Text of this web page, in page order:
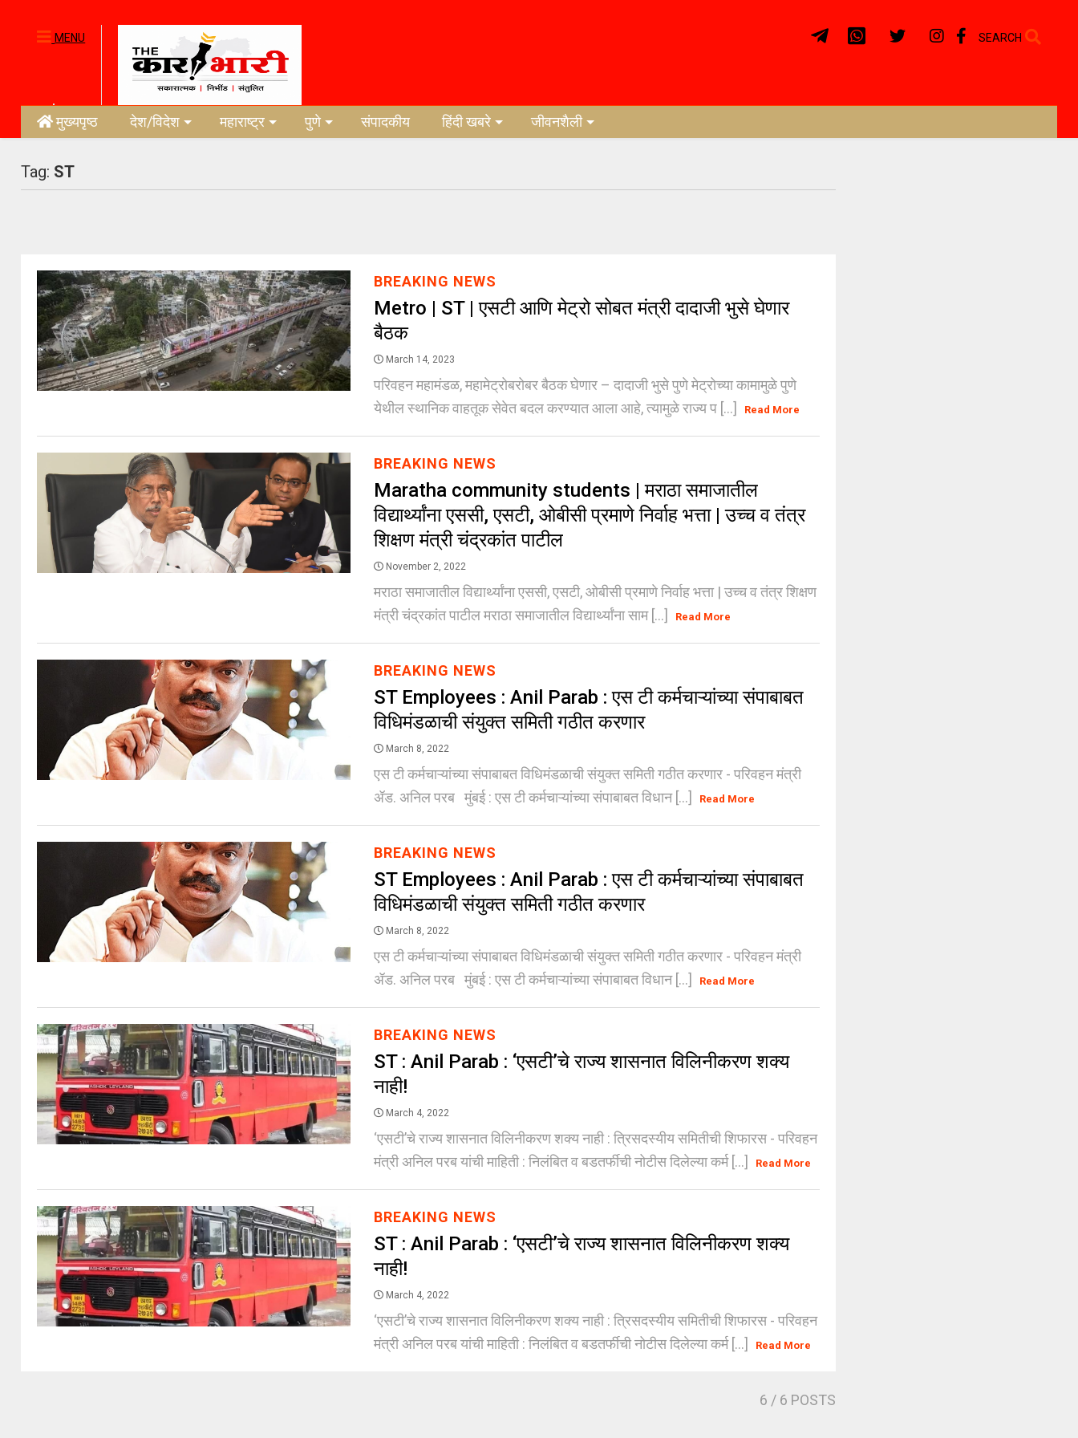
MENU SEARCH
मुख्यपृष्ठ देश/विदेश महाराष्ट्र पुणे संपादकीय हिंदी खबरे जीवनशैली
Tag: ST
BREAKING NEWS
Metro | ST | एसटी आणि मेट्रो सोबत मंत्री दादाजी भुसे घेणार
बैठक
March 14, 2023
परिवहन महामंडळ, महामेट्रोबरोबर बैठक घेणार – दादाजी भुसे पुणे मेट्रोच्या कामामुळे पुणे
येथील स्थानिक वाहतूक सेवेत बदल करण्यात आला आहे, त्यामुळे राज्य प [...]
Read More
BREAKING NEWS
Maratha community students | मराठा समाजातील
विद्यार्थ्यांना एससी, एसटी, ओबीसी प्रमाणे निर्वाह भत्ता | उच्च व तंत्र
शिक्षण मंत्री चंद्रकांत पाटील
November 2, 2022
मराठा समाजातील विद्यार्थ्यांना एससी, एसटी, ओबीसी प्रमाणे निर्वाह भत्ता | उच्च व तंत्र शिक्षण
मंत्री चंद्रकांत पाटील मराठा समाजातील विद्यार्थ्यांना साम [...]
Read More
BREAKING NEWS
ST Employees : Anil Parab : एस टी कर्मचाऱ्यांच्या संपाबाबत
विधिमंडळाची संयुक्त समिती गठीत करणार
March 8, 2022
एस टी कर्मचाऱ्यांच्या संपाबाबत विधिमंडळाची संयुक्त समिती गठीत करणार - परिवहन मंत्री
ॲड. अनिल परब मुंबई : एस टी कर्मचाऱ्यांच्या संपाबाबत विधान [...]
Read More
BREAKING NEWS
ST Employees : Anil Parab : एस टी कर्मचाऱ्यांच्या संपाबाबत
विधिमंडळाची संयुक्त समिती गठीत करणार
March 8, 2022
एस टी कर्मचाऱ्यांच्या संपाबाबत विधिमंडळाची संयुक्त समिती गठीत करणार - परिवहन मंत्री
ॲड. अनिल परब मुंबई : एस टी कर्मचाऱ्यांच्या संपाबाबत विधान [...]
Read More
BREAKING NEWS
ST : Anil Parab : ‘एसटी’चे राज्य शासनात विलिनीकरण शक्य
नाही!
March 4, 2022
‘एसटी’चे राज्य शासनात विलिनीकरण शक्य नाही : त्रिसदस्यीय समितीची शिफारस - परिवहन
मंत्री अनिल परब यांची माहिती : निलंबित व बडतर्फीची नोटीस दिलेल्या कर्म [...]
Read More
BREAKING NEWS
ST : Anil Parab : ‘एसटी’चे राज्य शासनात विलिनीकरण शक्य
नाही!
March 4, 2022
‘एसटी’चे राज्य शासनात विलिनीकरण शक्य नाही : त्रिसदस्यीय समितीची शिफारस - परिवहन
मंत्री अनिल परब यांची माहिती : निलंबित व बडतर्फीची नोटीस दिलेल्या कर्म [...]
Read More
6 / 6 POSTS